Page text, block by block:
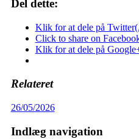
Del dette:
Klik for at dele på
Click to share on
Klik for at dele på
Relateret
26/05/2026
Indlæg navigation